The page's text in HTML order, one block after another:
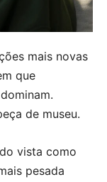
mais novas
que
de museu.
vista como
pesada